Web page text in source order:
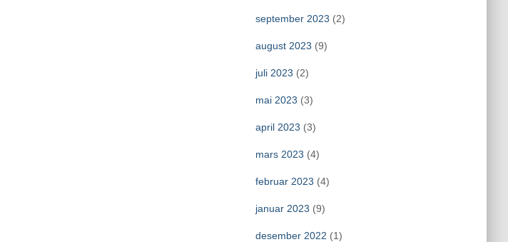
september 2023 (2)
august 2023 (9)
juli 2023 (2)
mai 2023 (3)
april 2023 (3)
mars 2023 (4)
februar 2023 (4)
januar 2023 (9)
desember 2022 (1)